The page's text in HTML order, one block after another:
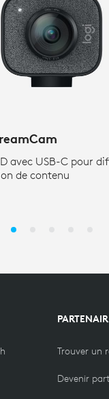
avec USB-C pour
de contenu
Trouver un
Devenir